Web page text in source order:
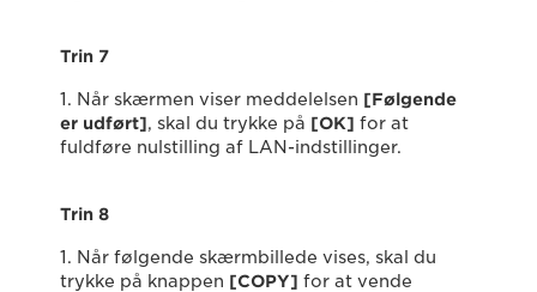
Trin 7
1. Når skærmen viser meddelelsen [Følgende
er udført], skal du trykke på [OK] for at
fuldføre nulstilling af LAN-indstillinger.
Trin 8
1. Når følgende skærmbillede vises, skal du
trykke på knappen [COPY] for at vende